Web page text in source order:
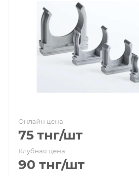
Онлайн цена
75 тнг/шт
Клубная цена
90 тнг/шт